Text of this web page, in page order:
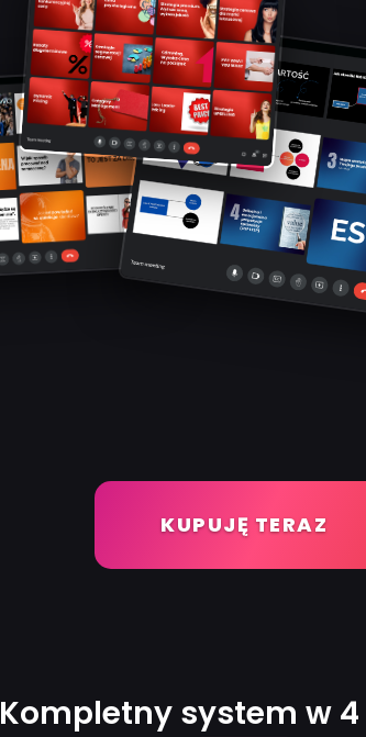
KUPUJĘ TERAZ
Kompletny system w